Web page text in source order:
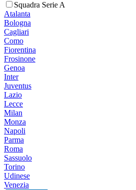
Squadra Serie A
Atalanta
Bologna
Cagliari
Como
Fiorentina
Frosinone
Genoa
Inter
Juventus
Lazio
Lecce
Milan
Monza
Napoli
Parma
Roma
Sassuolo
Torino
Udinese
Venezia